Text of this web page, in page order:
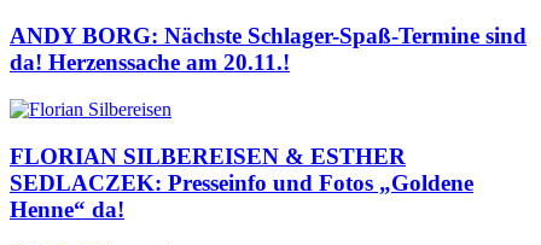
ANDY BORG: Nächste Schlager-Spaß-Termine sind
da! Herzenssache am 20.11.!
FLORIAN SILBEREISEN & ESTHER
SEDLACZEK: Presseinfo und Fotos „Goldene
Henne“ da!